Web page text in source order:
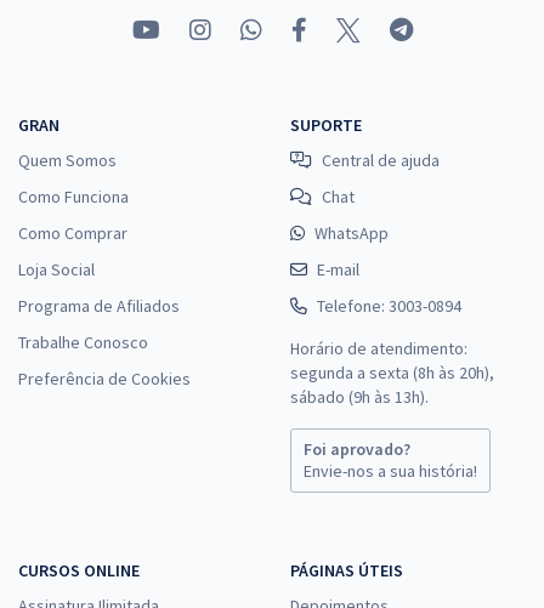
GRAN
Quem Somos
Como Funciona
Como Comprar
Loja Social
Programa de Afiliados
Trabalhe Conosco
Preferência de Cookies
SUPORTE
Central de ajuda
Chat
WhatsApp
E-mail
Telefone: 3003-0894
Horário de atendimento:
segunda a sexta (8h às 20h),
sábado (9h às 13h).
Foi aprovado?
Envie-nos a sua história!
CURSOS ONLINE
PÁGINAS ÚTEIS